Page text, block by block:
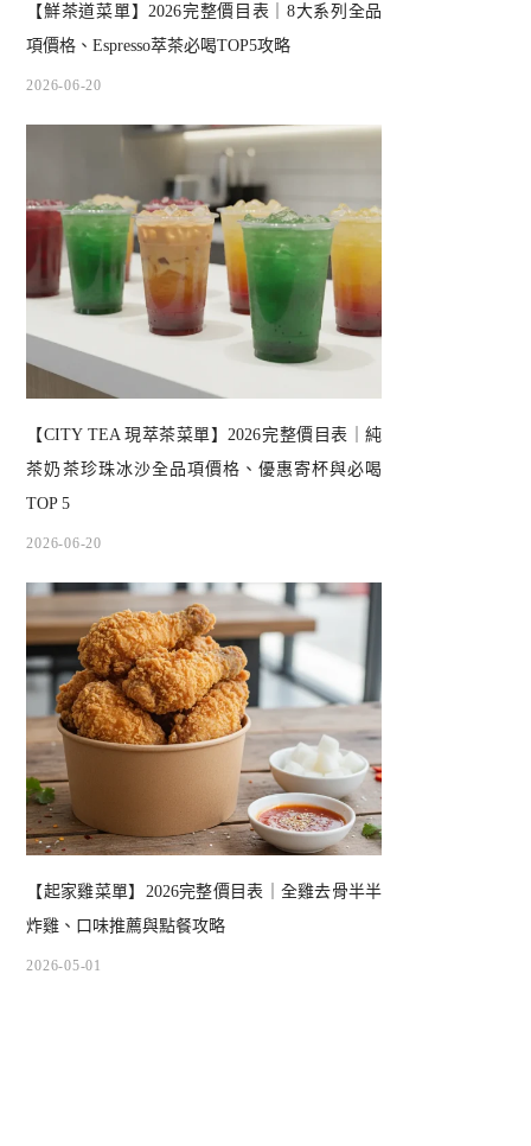
【鮮茶道菜單】2026完整價目表｜8大系列全品
項價格、Espresso萃茶必喝TOP5攻略
2026-06-20
【CITY TEA 現萃茶菜單】2026完整價目表｜純
茶奶茶珍珠冰沙全品項價格、優惠寄杯與必喝
TOP 5
2026-06-20
【起家雞菜單】2026完整價目表｜全雞去骨半半
炸雞、口味推薦與點餐攻略
2026-05-01